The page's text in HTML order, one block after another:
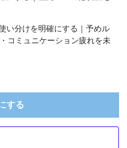
い分けを明確にする｜予めル
コミュニケーション疲れを未
する